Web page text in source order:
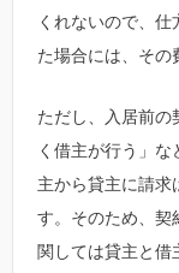
くれないので、
た場合には、その
ただし、入居前の
く借主が行う」
主から貸主に請求
す。そのため、契
関しては貸主と借